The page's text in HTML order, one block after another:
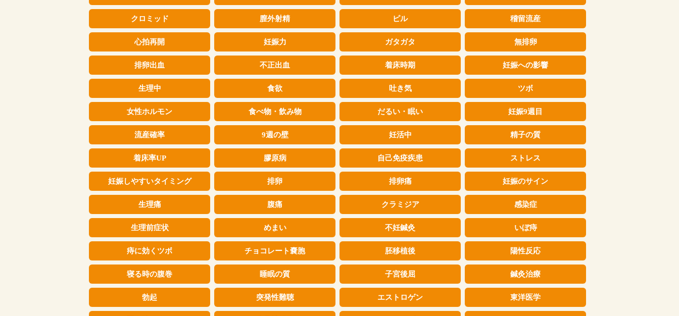
クロミッド 膣外射精 ピル 稽留流産
心拍再開 妊娠力 ガタガタ 無排卵
排卵出血 不正出血 着床時期 妊娠への影響
生理中 食欲 吐き気 ツボ
女性ホルモン 食べ物・飲み物 だるい・眠い 妊娠9週目
流産確率 9週の壁 妊活中 精子の質
着床率UP 膠原病 自己免疫疾患 ストレス
妊娠しやすいタイミング 排卵 排卵痛 妊娠のサイン
生理痛 腹痛 クラミジア 感染症
生理前症状 めまい 不妊鍼灸 いぼ痔
痔に効くツボ チョコレート嚢胞 胚移植後 陽性反応
寝る時の腹巻 睡眠の質 子宮後屈 鍼灸治療
勃起 突発性難聴 エストロゲン 東洋医学